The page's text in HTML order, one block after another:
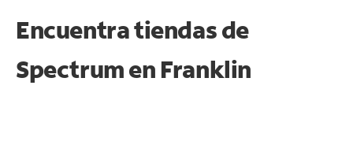
Encuentra tiendas de
Spectrum en Franklin